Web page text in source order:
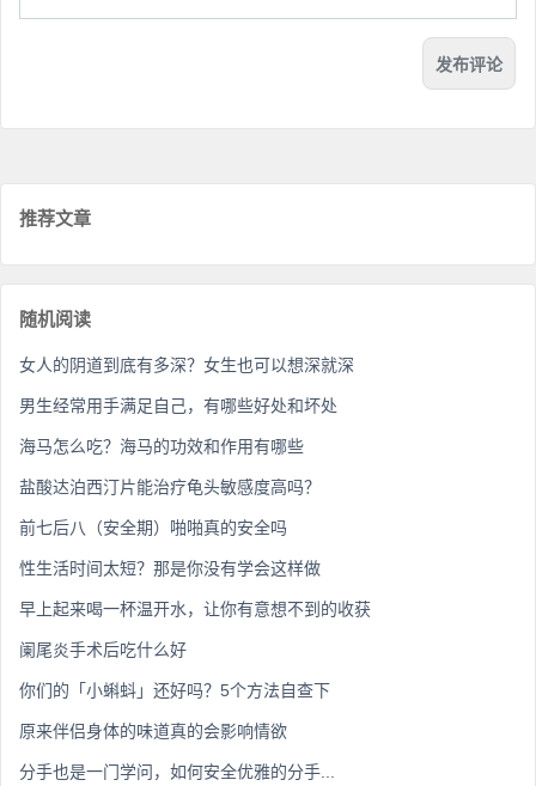
推荐文章
随机阅读
女人的阴道到底有多深？女生也可以想深就深
男生经常用手满足自己，有哪些好处和坏处
海马怎么吃？海马的功效和作用有哪些
盐酸达泊西汀片能治疗龟头敏感度高吗？
前七后八（安全期）啪啪真的安全吗
性生活时间太短？那是你没有学会这样做
早上起来喝一杯温开水，让你有意想不到的收获
阑尾炎手术后吃什么好
你们的「小蝌蚪」还好吗？5个方法自查下
原来伴侣身体的味道真的会影响情欲
分手也是一门学问，如何安全优雅的分手...